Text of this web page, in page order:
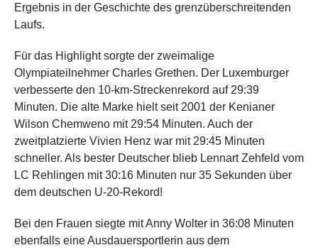
Ergebnis in der Geschichte des grenzüberschreitenden
Laufs.
Für das Highlight sorgte der zweimalige
Olympiateilnehmer Charles Grethen. Der Luxemburger
verbesserte den 10-km-Streckenrekord auf 29:39
Minuten. Die alte Marke hielt seit 2001 der Kenianer
Wilson Chemweno mit 29:54 Minuten. Auch der
zweitplatzierte Vivien Henz war mit 29:45 Minuten
schneller. Als bester Deutscher blieb Lennart Zehfeld vom
LC Rehlingen mit 30:16 Minuten nur 35 Sekunden über
dem deutschen U-20-Rekord!
Bei den Frauen siegte mit Anny Wolter in 36:08 Minuten
ebenfalls eine Ausdauersportlerin aus dem